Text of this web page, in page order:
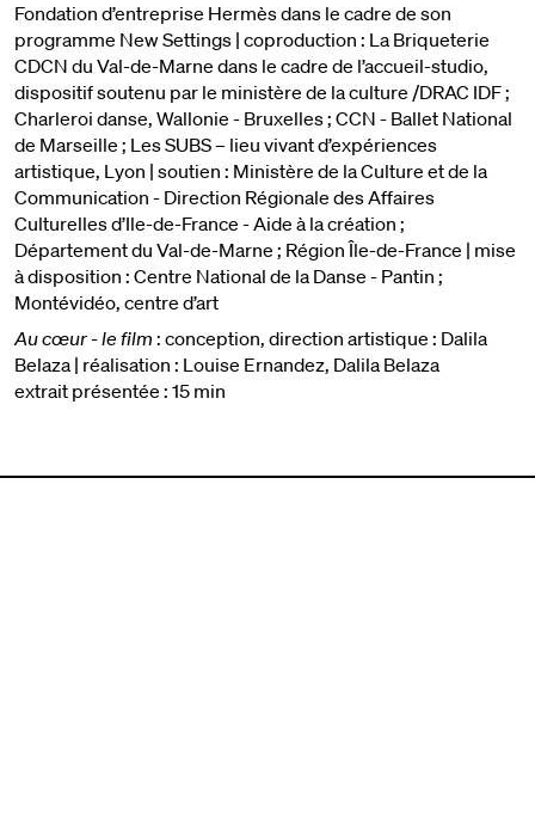
Fondation d’entreprise Hermès dans le cadre de son
programme New Settings | coproduction : La Briqueterie
CDCN du Val-de-Marne dans le cadre de l’accueil-studio,
dispositif soutenu par le ministère de la culture /DRAC IDF ;
Charleroi danse, Wallonie - Bruxelles ; CCN - Ballet National
de Marseille ; Les SUBS – lieu vivant d’expériences
artistique, Lyon | soutien : Ministère de la Culture et de la
Communication - Direction Régionale des Affaires
Culturelles d’Ile-de-France - Aide à la création ;
Département du Val-de-Marne ; Région Île-de-France | mise
à disposition : Centre National de la Danse - Pantin ;
Montévidéo, centre d’art
Au cœur - le film : conception, direction artistique : Dalila
Belaza | réalisation : Louise Ernandez, Dalila Belaza
extrait présentée : 15 min